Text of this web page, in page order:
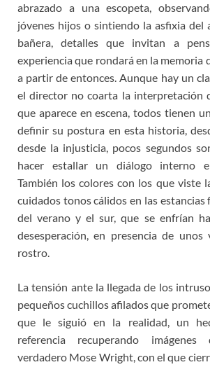
abrazado a una escopeta,
jóvenes hijos o sintiendo la asfixia del
bañera, detalles que invitan a
experiencia que rondará en la memoria
a partir de entonces. Aunque hay un
el director no coarta la interpretación
que aparece en escena, todos tienen
definir su postura en esta historia,
desde la injusticia, pocos segundos
hacer estallar un diálogo interno
También los colores con los que viste
cuidados tonos cálidos en las estancias
del verano y el sur, que se enfrían
desesperación, en presencia de unos
rostro.
La tensión ante la llegada de los
pequeños cuchillos afilados que
que le siguió en la realidad, un
referencia recuperando
verdadero Mose Wright, con el que